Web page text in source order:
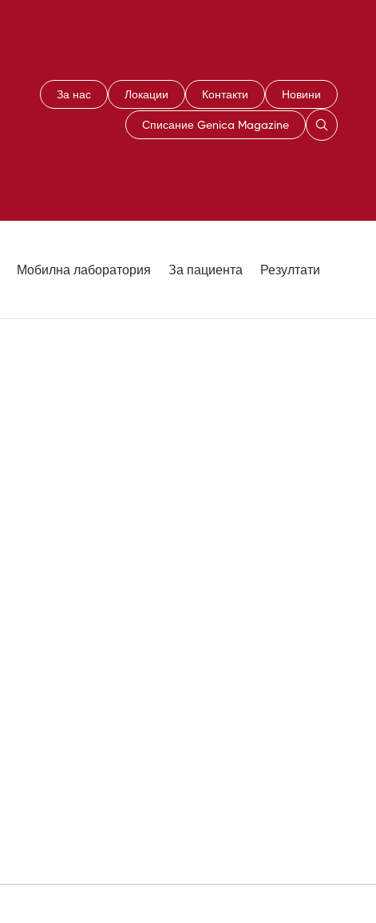
За нас Локации Контакти Новини
Списание Genica Magazine
Мобилна лаборатория За пациента Резултати